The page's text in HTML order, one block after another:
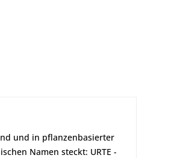
und in pflanzenbasierter
Namen steckt: URTE -